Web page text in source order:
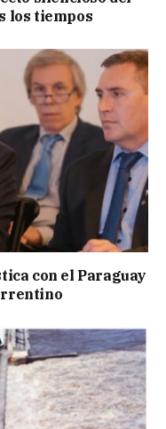
los tiempos
con el Paraguay